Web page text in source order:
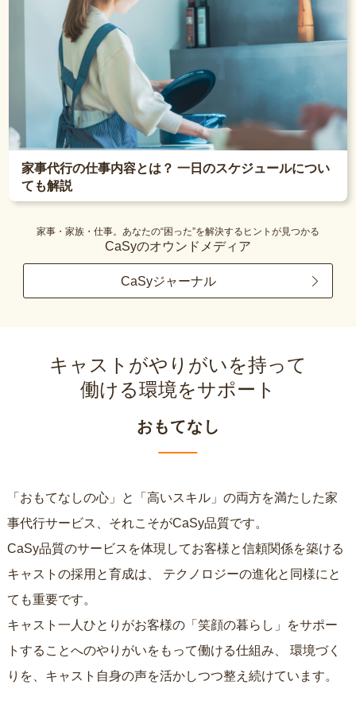
家事代行の仕事内容とは？ 一日のスケジュールについ
ても解説
家事・家族・仕事。あなたの“困った”を解決するヒントが見つかる
CaSyのオウンドメディア
CaSyジャーナル
キャストがやりがいを持って
働ける環境をサポート
おもてなし
「おもてなしの心」と「高いスキル」の両方を満たした家
事代行サービス、それこそがCaSy品質です。
CaSy品質のサービスを体現してお客様と信頼関係を築ける
キャストの採用と育成は、
ても重要です。
キャスト一人ひとりがお客様の「笑顔の暮らし」をサポー
トすることへのやりがいをもって働ける仕組み、
りを、キャスト自身の声を活かしつつ整え続けています。